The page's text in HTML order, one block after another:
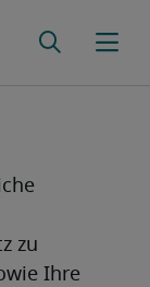
zu
Ihre